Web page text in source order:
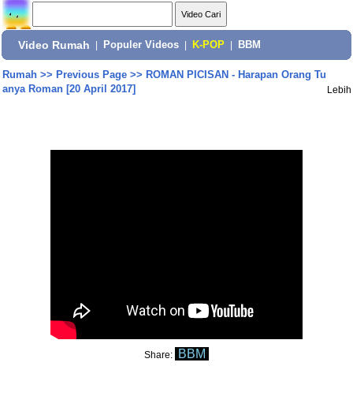
Video Rumah Populer Videos K-POP BBM
Rumah>> Previous Page>> ROMAN PICISAN - Harapan Orang Tu
anya Roman [20 April 2017]
Lebih
Share: BBM